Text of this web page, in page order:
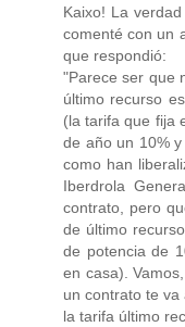
Kaixo! La
comenté con un
que respondió:
"Parece ser que
último recurso
(la tarifa que fija
de año un 10%
como han
Iberdrola
contrato, pero
de último
de potencia de
en casa).
un contrato te
la tarifa último